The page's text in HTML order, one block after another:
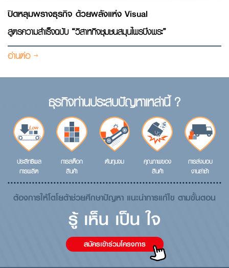
ปิดหลุมพรางธุรกิจ ด้วยพลังแห่ง Visual
สูตรความสำเร็จฉบับ “วิสาหกิจชุมชนสมุนไพรบึงพระ”
อ่านต่อ
ธุรกิจท่านประสบปัญหาเหล่านี้ ?
ประสิทธิผล
การผลิต
การสต็อก
สินค้า
ต้นทุนจม
คุณภาพของ
สินค้า
การส่งมอบ
งานล่าช้า
ต้องการให้โตโยต้าช่วยศึกษาปัญหา แนะนำการแก้ไข ตามขั้นตอน
รู้ เห็น เป็น ใจ
สมัครเข้าร่วมโครงการ